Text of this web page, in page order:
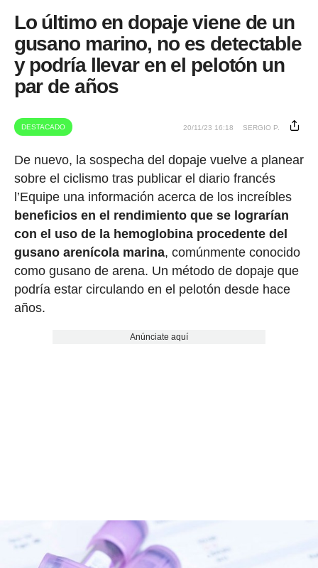
Lo último en dopaje viene de un
gusano marino, no es detectable
y podría llevar en el pelotón un
par de años
DESTACADO 20/11/23 16:18 SERGIO P.
De nuevo, la sospecha del dopaje vuelve a planear
sobre el ciclismo tras publicar el diario francés
l’Equipe una información acerca de los increíbles
beneficios en el rendimiento que se lograrían
con el uso de la hemoglobina procedente del
gusano arenícola marina, comúnmente conocido
como gusano de arena. Un método de dopaje que
podría estar circulando en el pelotón desde hace
años.
Anúnciate aquí